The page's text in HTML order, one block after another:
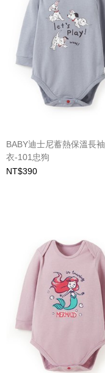
BABY迪士尼蓄熱保溫長
衣-101忠狗
NT$390